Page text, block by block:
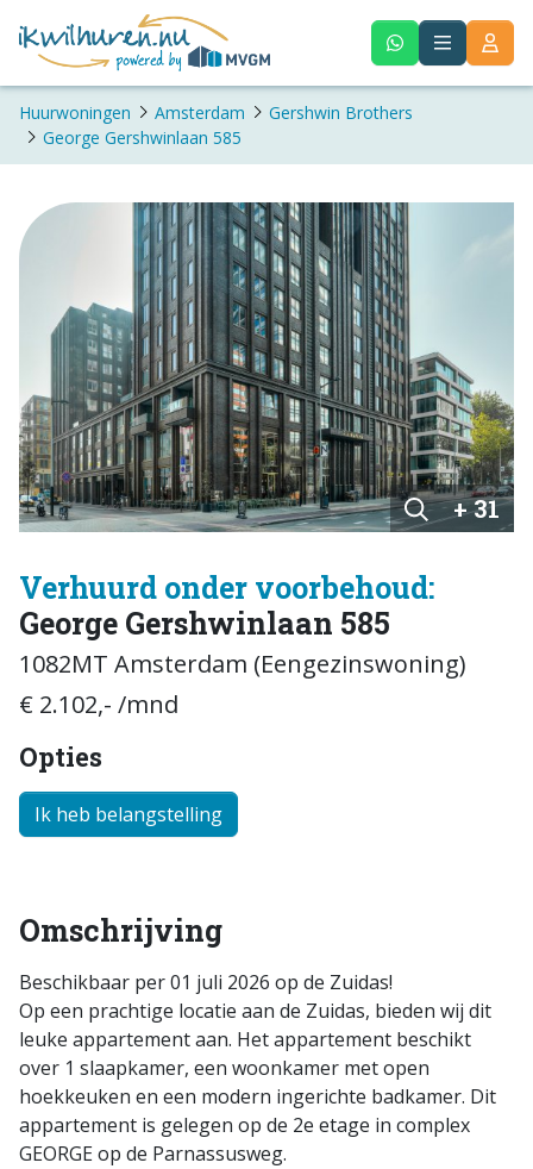
Huurwoningen Amsterdam
Gershwin Brothers
George Gershwinlaan 585
+ 31
Verhuurd onder voorbehoud:
George Gershwinlaan 585
1082MT Amsterdam (Eengezinswoning)
€ 2.102,- /mnd
Opties
Ik heb belangstelling
Omschrijving
Beschikbaar per 01 juli 2026 op de Zuidas!
Op een prachtige locatie aan de Zuidas, bieden wij dit
leuke appartement aan. Het appartement beschikt
over 1 slaapkamer, een woonkamer met open
hoekkeuken en een modern ingerichte badkamer. Dit
appartement is gelegen op de 2e etage in complex
GEORGE op de Parnassusweg.